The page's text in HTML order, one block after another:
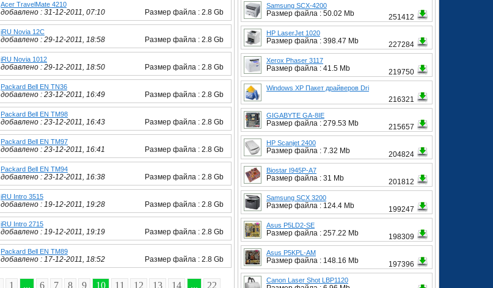
Samsung SCX-4200
Размер файла : 50.02 Mb 251412
HP LaserJet 1020
Размер файла : 398.47 Mb 227284
Xerox Phaser 3117
Размер файла : 41.5 Mb 219750
Windows XP Пакет драйверов Dri
216321
GIGABYTE GA-8IE
Размер файла : 279.53 Mb 215657
HP Scanjet 2400
Размер файла : 7.32 Mb 204824
Biostar I945P-A7
Размер файла : 31 Mb 201812
Samsung SCX 3200
Размер файла : 124.4 Mb 199247
Asus P5LD2-SE
Размер файла : 257.22 Mb 198309
Asus P5KPL-AM
Размер файла : 148.16 Mb 197396
Canon Laser Shot LBP1120
Acer TravelMate 4210
добавлено : 31-12-2011, 07:10 Размер файла : 2.8 Gb
iRU Novia 12C
добавлено : 29-12-2011, 18:58 Размер файла : 2.8 Gb
iRU Novia 1012
добавлено : 29-12-2011, 18:50 Размер файла : 2.8 Gb
Packard Bell EN TN36
добавлено : 23-12-2011, 16:49 Размер файла : 2.8 Gb
Packard Bell EN TM98
добавлено : 23-12-2011, 16:43 Размер файла : 2.8 Gb
Packard Bell EN TM97
добавлено : 23-12-2011, 16:41 Размер файла : 2.8 Gb
Packard Bell EN TM94
добавлено : 23-12-2011, 16:38 Размер файла : 2.8 Gb
iRU Intro 3515
добавлено : 19-12-2011, 19:28 Размер файла : 2.8 Gb
iRU Intro 2715
добавлено : 19-12-2011, 19:19 Размер файла : 2.8 Gb
Packard Bell EN TM89
добавлено : 17-12-2011, 18:52 Размер файла : 2.8 Gb
1 ... 6 7 8 9 10 11 12 13 14 ... 22